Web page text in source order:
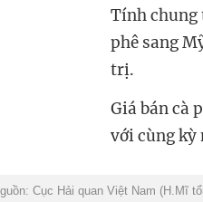
Tính chung
phê sang
trị.
Giá bán cà
với cùng kỳ
Cục Hải quan Việt Nam (H.Mĩ